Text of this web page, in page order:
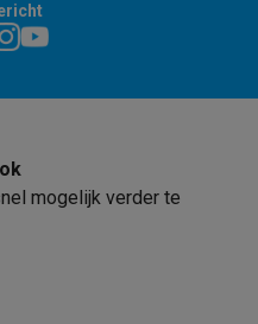
mogelijk verder te